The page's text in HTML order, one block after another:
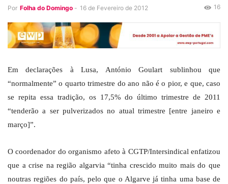
Por Folha do Domingo - 16 de Fevereiro de 2012 16
Em declarações à Lusa, António Goulart sublinhou que
“normalmente” o quarto trimestre do ano não é o pior, e que, caso
se repita essa tradição, os 17,5% do último trimestre de 2011
“tenderão a ser pulverizados no atual trimestre [entre janeiro e
março]”.
O coordenador do organismo afeto à CGTP/Intersindical enfatizou
que a crise na região algarvia “tinha crescido muito mais do que
noutras regiões do país, pelo que o Algarve já tinha uma base de